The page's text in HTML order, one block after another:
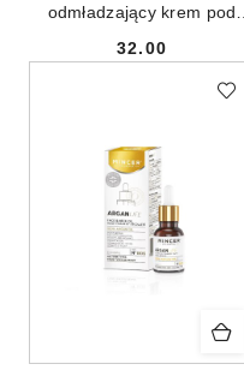
odmładzający krem pod
Cena:
32.00